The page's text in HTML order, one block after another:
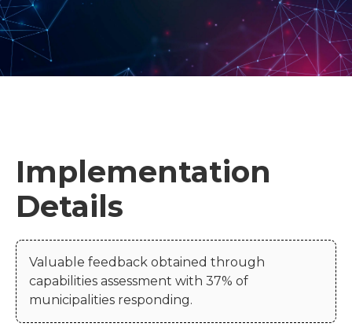
Implementation
Details
Valuable feedback obtained through
capabilities assessment with 37% of
municipalities responding.